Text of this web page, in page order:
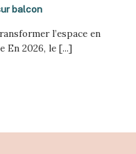
balcon
l’espace en
En 2026, le [...]